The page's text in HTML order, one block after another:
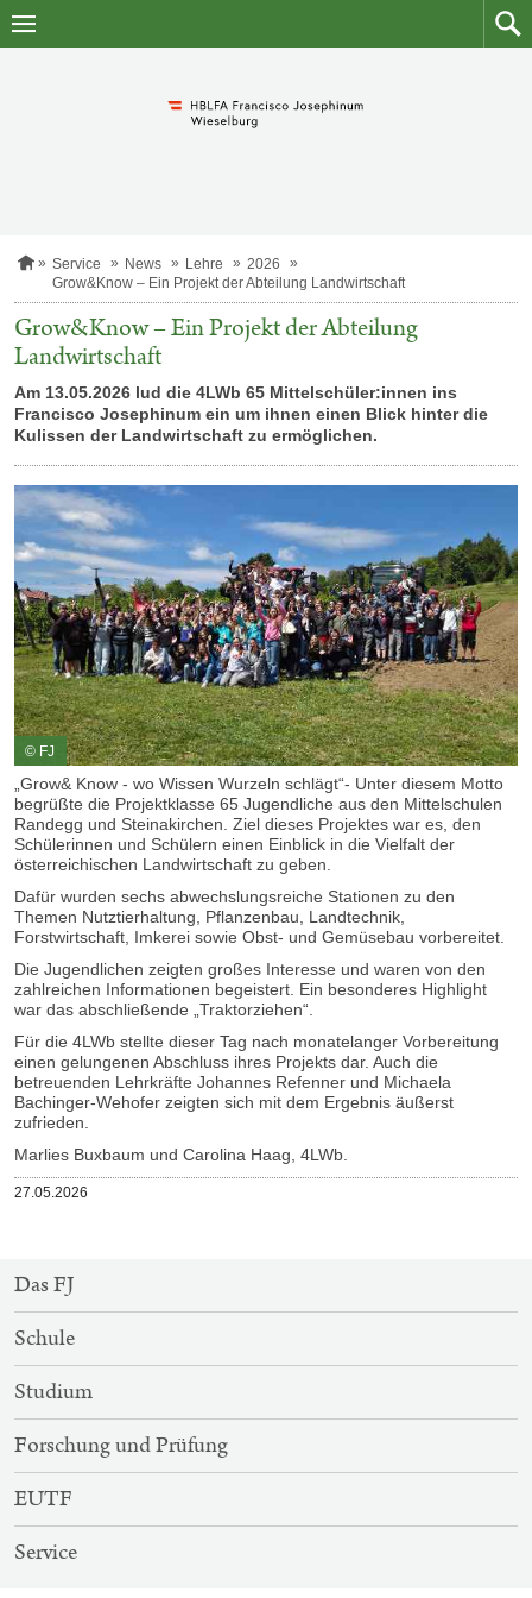
Zum
Zum
S
a
r
i
e
Service News Lehre
2026
Grow&Know – Ein Projekt der Abteilung Landwirtschaft
Grow&Know – Ein Projekt der Abteilung
Landwirtschaft
Am 13.05.2026 lud die 4LWb 65 Mittelschüler:innen ins
Francisco Josephinum ein um ihnen einen Blick hinter die
Kulissen der Landwirtschaft zu ermöglichen.
© FJ
„Grow& Know - wo Wissen Wurzeln schlägt“- Unter diesem Motto
begrüßte die Projektklasse 65 Jugendliche aus den Mittelschulen
Randegg und Steinakirchen. Ziel dieses Projektes war es, den
Schülerinnen und Schülern einen Einblick in die Vielfalt der
österreichischen Landwirtschaft zu geben.
Dafür wurden sechs abwechslungsreiche Stationen zu den
Themen Nutztierhaltung, Pflanzenbau, Landtechnik,
Forstwirtschaft, Imkerei sowie Obst- und Gemüsebau vorbereitet.
Die Jugendlichen zeigten großes Interesse und waren von den
zahlreichen Informationen begeistert. Ein besonderes Highlight
war das abschließende „Traktorziehen“.
Für die 4LWb stellte dieser Tag nach monatelanger Vorbereitung
einen gelungenen Abschluss ihres Projekts dar. Auch die
betreuenden Lehrkräfte Johannes Refenner und Michaela
Bachinger-Wehofer zeigten sich mit dem Ergebnis äußerst
zufrieden.
Marlies Buxbaum und Carolina Haag, 4LWb.
Veröffentlicht
27.05.2026
SITEMAP-
NAVIGATION
Das FJ
Schule
Studium
Forschung und Prüfung
EUTF
Service